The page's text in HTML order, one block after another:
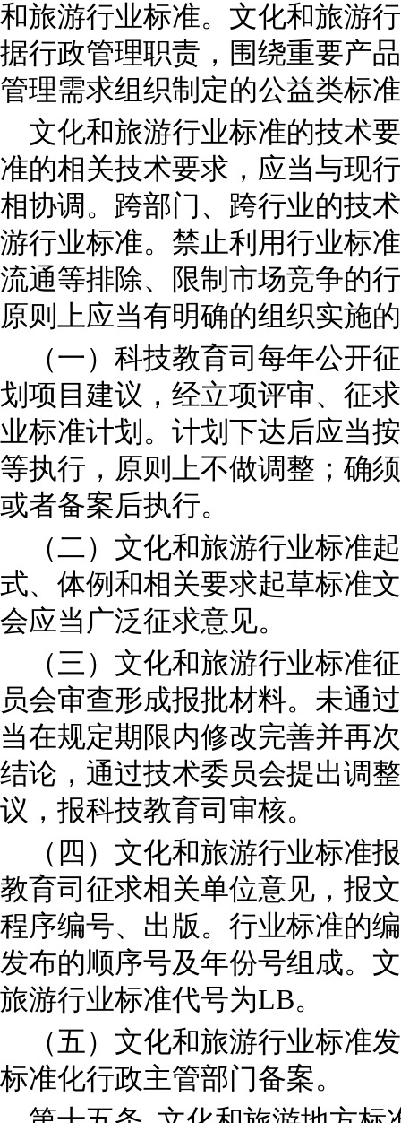
和旅游行业标准。文化和旅游
据行政管理职责，围绕重要产
管理需求组织制定的公益类标
文化和旅游行业标准的技术
准的相关技术要求，应当与现
相协调。跨部门、跨行业的技
游行业标准。禁止利用行业标
流通等排除、限制市场竞争的
原则上应当有明确的组织实施
（一）科技教育司每年公开
划项目建议，经立项评审、征
业标准计划。计划下达后应当
等执行，原则上不做调整；确
或者备案后执行。
（二）文化和旅游行业标准
式、体例和相关要求起草标准
会应当广泛征求意见。
（三）文化和旅游行业标准
员会审查形成报批材料。未通
当在规定期限内修改完善并再
结论，通过技术委员会提出调
议，报科技教育司审核。
（四）文化和旅游行业标准
教育司征求相关单位意见，报
程序编号、出版。行业标准的
发布的顺序号及年份号组成。
旅游行业标准代号为LB。
（五）文化和旅游行业标准
标准化行政主管部门备案。